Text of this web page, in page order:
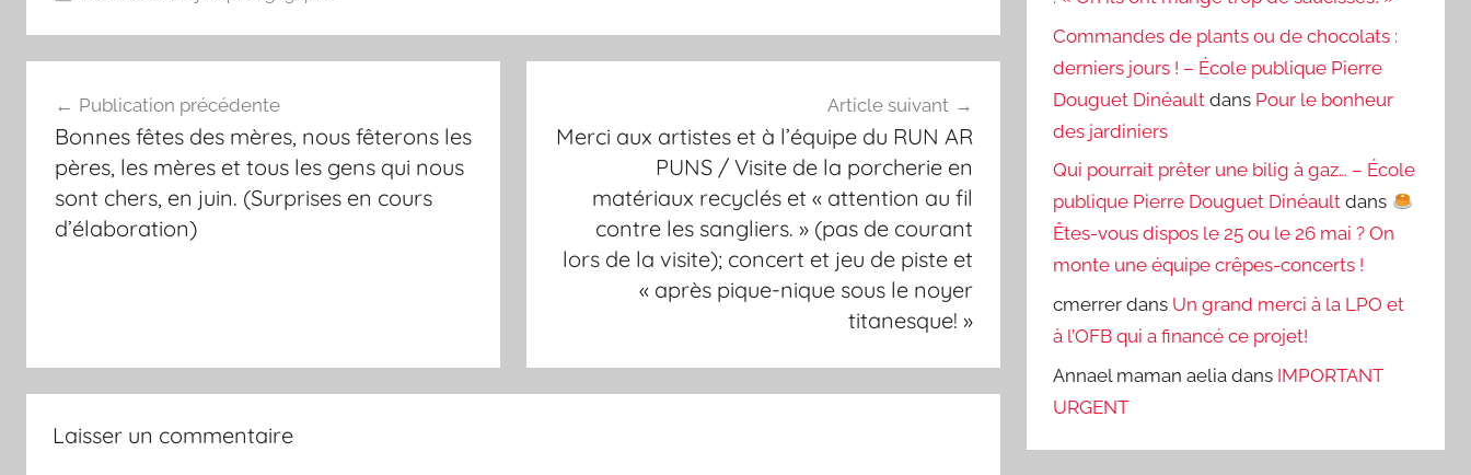
de
l’article
Publication précédente
Bonnes fêtes des mères, nous fêterons les
pères, les mères et tous les gens qui nous
sont chers, en juin. (Surprises en cours
d’élaboration)
Article suivant
Merci aux artistes et à l’équipe du RUN AR
PUNS / Visite de la porcherie en
matériaux recyclés et « attention au fil
contre les sangliers. » (pas de courant
lors de la visite); concert et jeu de piste et
« après pique-nique sous le noyer
titanesque! »
Laisser un commentaire
Commandes de plants ou de chocolats :
derniers jours ! – École publique Pierre
Douguet Dinéault dans Pour le bonheur
des jardiniers
Qui pourrait prêter une bilig à gaz… – École
publique Pierre Douguet Dinéault dans
Êtes-vous dispos le 25 ou le 26 mai ? On
monte une équipe crêpes-concerts !
cmerrer dans Un grand merci à la LPO et
à l’OFB qui a financé ce projet!
Annael maman aelia dans IMPORTANT
URGENT